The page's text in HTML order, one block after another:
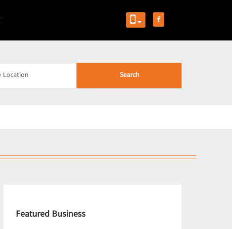
Search
Featured Business